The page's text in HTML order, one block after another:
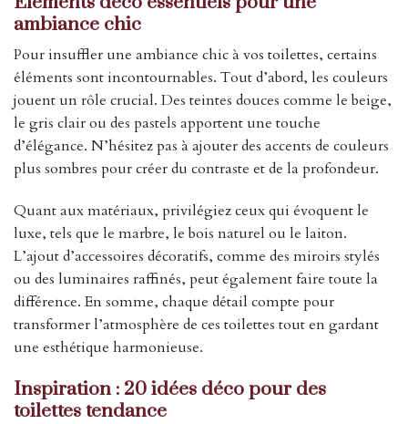
ambiance chic
Pour insuffler une ambiance chic à vos toilettes, certains
éléments sont incontournables. Tout d’abord, les couleurs
jouent un rôle crucial. Des teintes douces comme le beige,
le gris clair ou des pastels apportent une touche
d’élégance. N’hésitez pas à ajouter des accents de couleurs
plus sombres pour créer du contraste et de la profondeur.
Quant aux matériaux, privilégiez ceux qui évoquent le
luxe, tels que le marbre, le bois naturel ou le laiton.
L’ajout d’accessoires décoratifs, comme des miroirs stylés
ou des luminaires raffinés, peut également faire toute la
différence. En somme, chaque détail compte pour
transformer l’atmosphère de ces toilettes tout en gardant
une esthétique harmonieuse.
Inspiration : 20 idées déco pour des
toilettes tendance